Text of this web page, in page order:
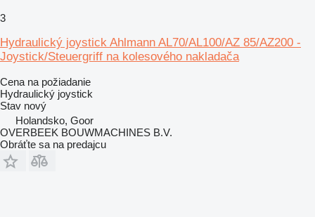
3
Hydraulický joystick Ahlmann AL70/AL100/AZ 85/AZ200 -
Joystick/Steuergriff na kolesového nakladača
Cena na požiadanie
Hydraulický joystick
Stav nový
Holandsko, Goor
OVERBEEK BOUWMACHINES B.V.
Obráťte sa na predajcu